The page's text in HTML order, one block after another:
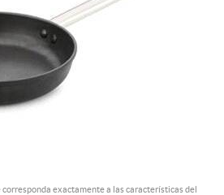
corresponda exactamente a las características del